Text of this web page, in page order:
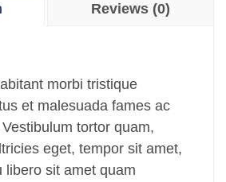
Reviews (0)
morbi tristique
et malesuada fames ac
tortor quam,
eget, tempor sit amet,
libero sit amet quam